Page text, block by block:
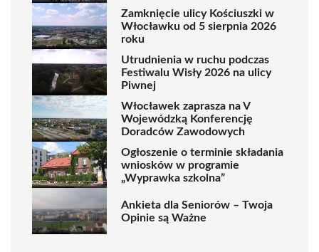
Zamknięcie ulicy Kościuszki w
Włocławku od 5 sierpnia 2026
roku
Utrudnienia w ruchu podczas
Festiwalu Wisły 2026 na ulicy
Piwnej
Włocławek zaprasza na V
Wojewódzką Konferencję
Doradców Zawodowych
Ogłoszenie o terminie składania
wniosków w programie
„Wyprawka szkolna”
Ankieta dla Seniorów – Twoja
Opinie są Ważne